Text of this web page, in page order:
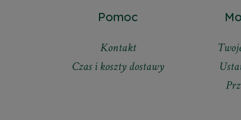
Pomoc
Kontakt
Czas i koszty dostawy